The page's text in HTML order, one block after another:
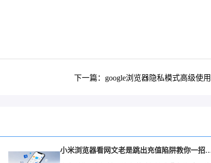
下一篇：google浏览器隐私模式高级使
小米浏览器看网文老是跳出充值